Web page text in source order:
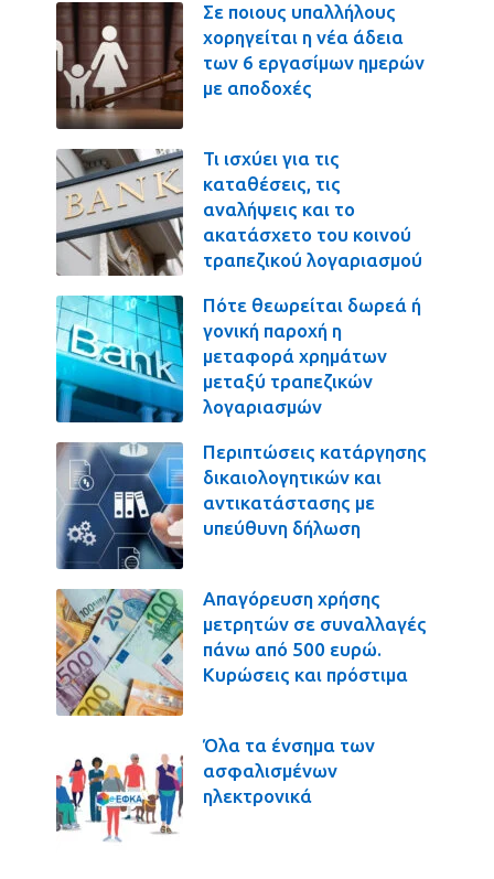
Σε ποιους υπαλλήλους
χορηγείται η νέα άδεια
των 6 εργασίμων ημερών
με αποδοχές
Τι ισχύει για τις
καταθέσεις, τις
αναλήψεις και το
ακατάσχετο του κοινού
τραπεζικού λογαριασμού
Πότε θεωρείται δωρεά ή
γονική παροχή η
μεταφορά χρημάτων
μεταξύ τραπεζικών
λογαριασμών
Περιπτώσεις κατάργησης
δικαιολογητικών και
αντικατάστασης με
υπεύθυνη δήλωση
Απαγόρευση χρήσης
μετρητών σε συναλλαγές
πάνω από 500 ευρώ.
Κυρώσεις και πρόστιμα
Όλα τα ένσημα των
ασφαλισμένων
ηλεκτρονικά